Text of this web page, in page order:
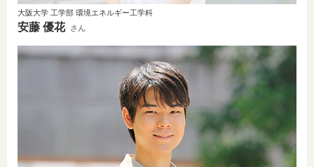
大阪大学 工学部 環境エネルギー工学科
安藤 優花 さん